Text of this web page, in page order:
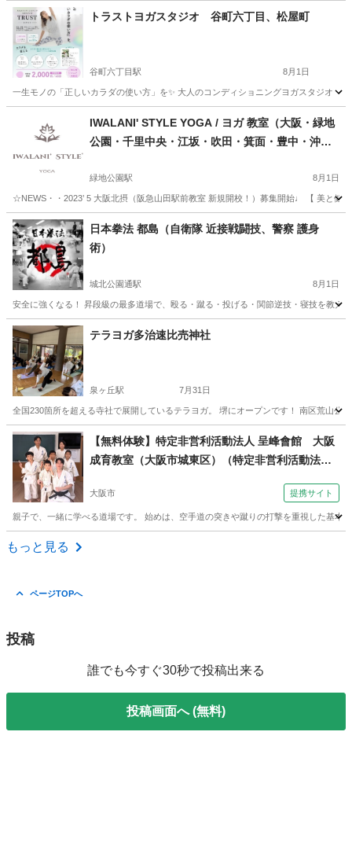
トラストヨガスタジオ 谷町六丁目、松屋町
谷町六丁目駅 8月1日
一生モノの「正しいカラダの使い方」を✨ 大人のコンディショニングヨガスタジオ
IWALANI' STYLE YOGA / ヨガ 教室（大阪・緑地
公園・千里中央・江坂・吹田・箕面・豊中・沖
緑地公園駅 8月1日
☆NEWS・・2023’ 5 大阪北摂（阪急山田駅前教室 新規開校！）募集開始♩ 【 美と健
大阪 吹田市 緑地公園駅 ヨガ 大阪 豊中市
緑地公園駅 ヨガ
日本拳法 都島（自衛隊 近接戦闘技、警察 護身
術）
城北公園通駅 8月1日
安全に強くなる！ 昇段級の最多道場で、殴る・蹴る・投げる・関節逆技・寝技を教え
大阪 大阪市 城北公園通駅 空手/他格闘技
テラヨガ多治速比売神社
泉ヶ丘駅 7月31日
全国230箇所を超える寺社で展開しているテラヨガ。 堺にオープンです！ 南区荒山
大阪 堺市 泉ヶ丘駅 ヨガ お寺
【無料体験】特定非営利活動法人 呈峰會館 大阪
成育教室（大阪市城東区）（特定非営利活動法人
時～）
大阪市 提携サイト
親子で、一緒に学べる道場です。 始めは、空手道の突きや蹴りの打撃を重視した基
大阪 大阪市
もっと見る
ページTOPへ
投稿
誰でも今すぐ30秒で投稿出来る
投稿画面へ (無料)